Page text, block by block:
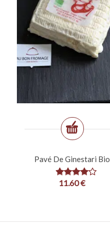
Pavé De Ginestari Bio
11.60€